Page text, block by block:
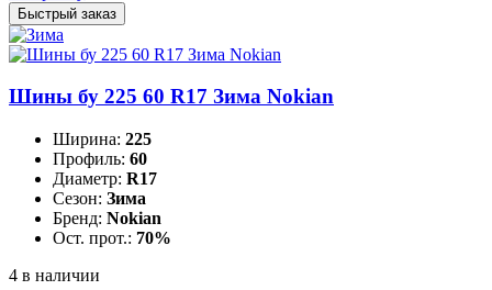
Быстрый заказ
Шины бу 225 60 R17 Зима Nokian
Ширина: 225
Профиль: 60
Диаметр: R17
Сезон: Зима
Бренд: Nokian
Ост. прот.: 70%
4 в наличии